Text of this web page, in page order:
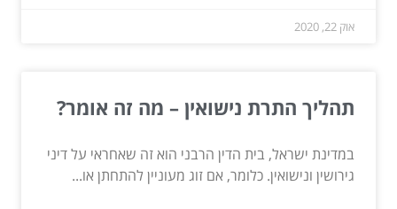
אוק 22, 2020
תהליך התרת נישואין – מה זה אומר?
במדינת ישראל, בית הדין הרבני הוא זה שאחראי על דיני
גירושין ונישואין. כלומר, אם זוג מעוניין להתחתן או...